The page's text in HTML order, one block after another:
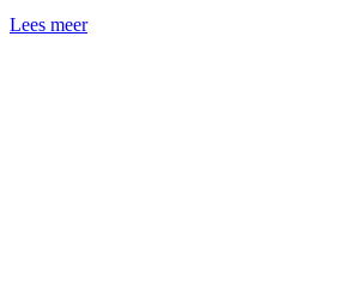
Lees meer